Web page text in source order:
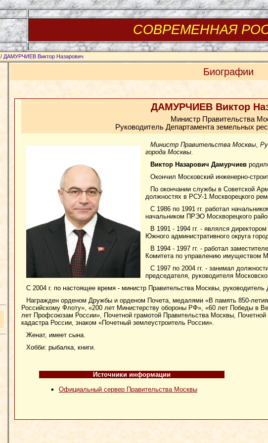
СОВРЕМЕННАЯ
/ ДАМУРЧИЕВ Виктор Назарович
Биографии
ДАМУРЧИЕВ Виктор
Министр Правительства
Руководитель Департамента земельных
Министр Правительства Москвы,
города Москвы.
Виктор Назарович Дамурчиев
Окончил Московский инженерно-
По окончании службы в Советской
должностях в РСУ-1 Москворецкого
С 1986 по 1991 гг. работал
начальником ПРЭО Москворецкого
В 1991 - 1994 гг. - являлся
Южного административного округа
В 1994 - 1997 гг. - работал
Комитета по управлению имуществом
С 1997 по 2004 гг. - занимал
председателя, руководителя
С 2004 г. по настоящее время - министр Правительства Москвы,
Награжден орденом Дружбы и орденом Почета, медалями «В память 850-
Российскому Флоту», «200 лет Министерству обороны РФ», «60 лет Победы в
лет Профсоюзам России», Почетной грамотой Правительства Москвы,
кадастра России, знаком «Почетный землеустроитель России».
Женат, имеет сына.
Хобби: рыбалка, книги.
Источники информации
Официальный сервер Правительства Москвы